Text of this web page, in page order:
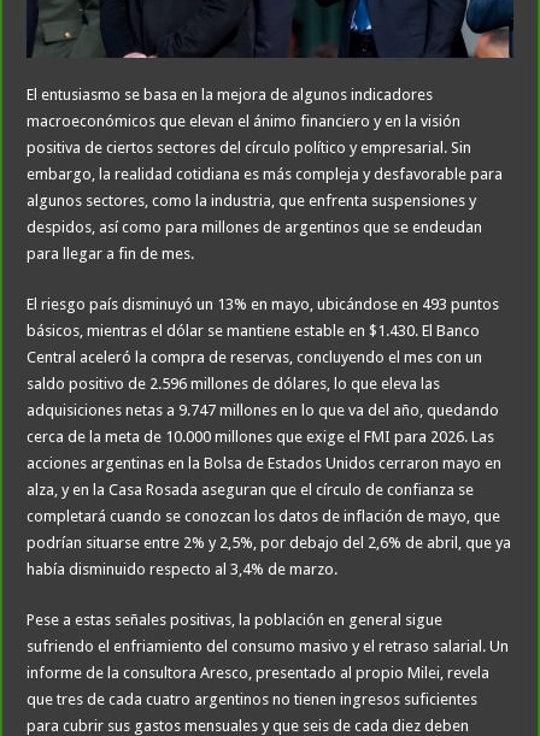
El entusiasmo se basa en la mejora de algunos indicadores
macroeconómicos que elevan el ánimo financiero y en la visión
positiva de ciertos sectores del círculo político y empresarial. Sin
embargo, la realidad cotidiana es más compleja y desfavorable para
algunos sectores, como la industria, que enfrenta suspensiones y
despidos, así como para millones de argentinos que se endeudan
para llegar a fin de mes.
El riesgo país disminuyó un 13% en mayo, ubicándose en 493 puntos
básicos, mientras el dólar se mantiene estable en $1.430. El Banco
Central aceleró la compra de reservas, concluyendo el mes con un
saldo positivo de 2.596 millones de dólares, lo que eleva las
adquisiciones netas a 9.747 millones en lo que va del año, quedando
cerca de la meta de 10.000 millones que exige el FMI para 2026. Las
acciones argentinas en la Bolsa de Estados Unidos cerraron mayo en
alza, y en la Casa Rosada aseguran que el círculo de confianza se
completará cuando se conozcan los datos de inflación de mayo, que
podrían situarse entre 2% y 2,5%, por debajo del 2,6% de abril, que ya
había disminuido respecto al 3,4% de marzo.
Pese a estas señales positivas, la población en general sigue
sufriendo el enfriamiento del consumo masivo y el retraso salarial. Un
informe de la consultora Aresco, presentado al propio Milei, revela
que tres de cada cuatro argentinos no tienen ingresos suficientes
para cubrir sus gastos mensuales y que seis de cada diez deben